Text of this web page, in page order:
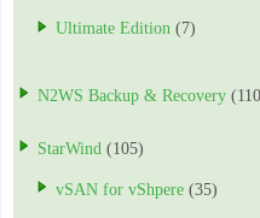
Ultimate Edition (7)
N2WS Backup & Recovery
StarWind (105)
vSAN for vShpere (35)